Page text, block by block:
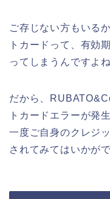
ご存じない方もいる
トカードって、有効
ってしまうんですよ
だから、
トカードエラーが発
一度ご自身のクレジ
されてみてはいかが